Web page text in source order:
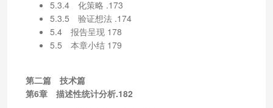
5.3.4 化策略 .173
5.3.5 验证想法 .174
5.4 报告呈现 178
5.5 本章小结 179
第二篇 技术篇
第6章 描述性统计分析.182